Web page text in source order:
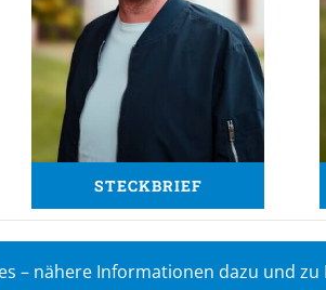
STECKBRIEF
|Impressum
– nähere Informationen dazu und